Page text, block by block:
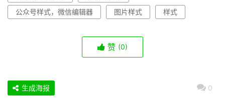
公众号样式，微信编辑器
图片样式 样式
赞 (0)
0
生成海报